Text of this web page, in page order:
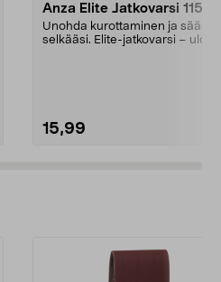
Anza Elite Jatkovarsi 115 cm
Unohda kurottaminen ja säästä
selkääsi. Elite-jatkovarsi – ulotu
15,99